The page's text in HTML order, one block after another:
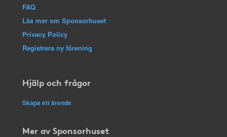
FAQ
Läs mer om Sponsorhuset
Privacy Policy
Registrera ny förening
Hjälp och frågor
Skapa ett ärende
Mer av Sponsorhuset